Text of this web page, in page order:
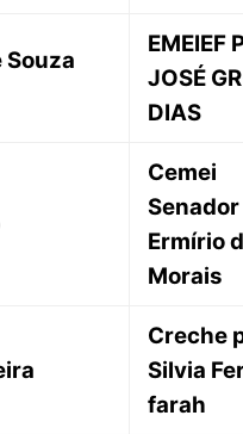
EMEIEF
JOSÉ
DIAS
Cemei
Ermírio
Morais
Creche
Silvia
farah